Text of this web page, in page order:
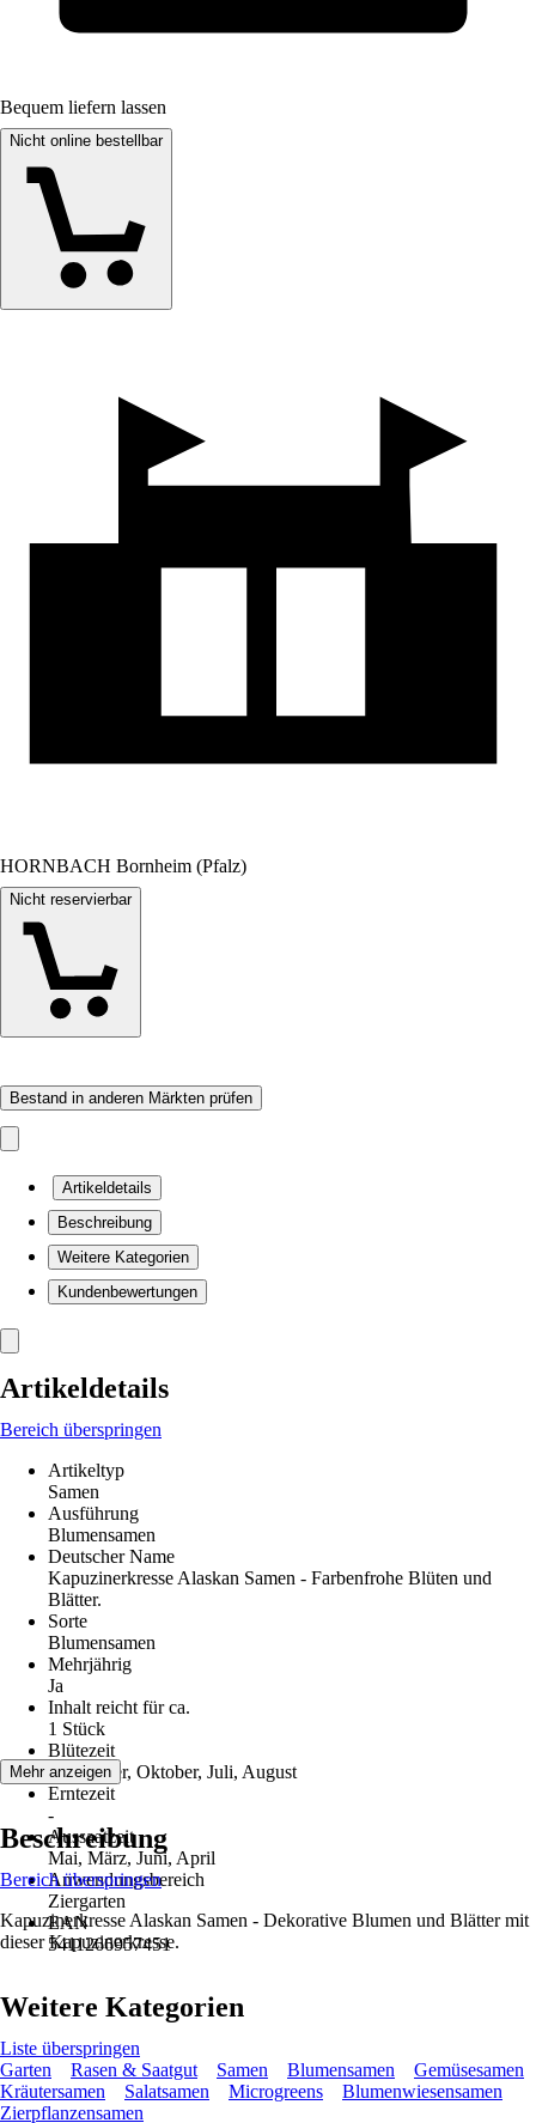
Bequem liefern lassen
Nicht online bestellbar
HORNBACH Bornheim (Pfalz)
Nicht reservierbar
Bestand in anderen Märkten prüfen
Artikeldetails
Beschreibung
Weitere Kategorien
Kundenbewertungen
Artikeldetails
Bereich überspringen
Artikeltyp
Samen
Ausführung
Blumensamen
Deutscher Name
Kapuzinerkresse Alaskan Samen - Farbenfrohe Blüten und
Blätter.
Sorte
Blumensamen
Mehrjährig
Ja
Inhalt reicht für ca.
1 Stück
Blütezeit
September, Oktober, Juli, August
Erntezeit
-
Aussaatzeit
Mai, März, Juni, April
Anwendungsbereich
Ziergarten
EAN
5411266957451
Mehr anzeigen
Beschreibung
Bereich überspringen
Kapuzinerkresse Alaskan Samen - Dekorative Blumen und Blätter mit
dieser Kapuzinerkresse.
Weitere Kategorien
Liste überspringen
Garten
Rasen & Saatgut Samen Blumensamen
Gemüsesamen
Kräutersamen
Salatsamen Microgreens
Blumenwiesensamen
Zierpflanzensamen